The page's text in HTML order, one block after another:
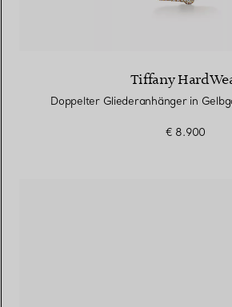
Tiffany
Doppelter Gliederanhänger in
€ 8.900